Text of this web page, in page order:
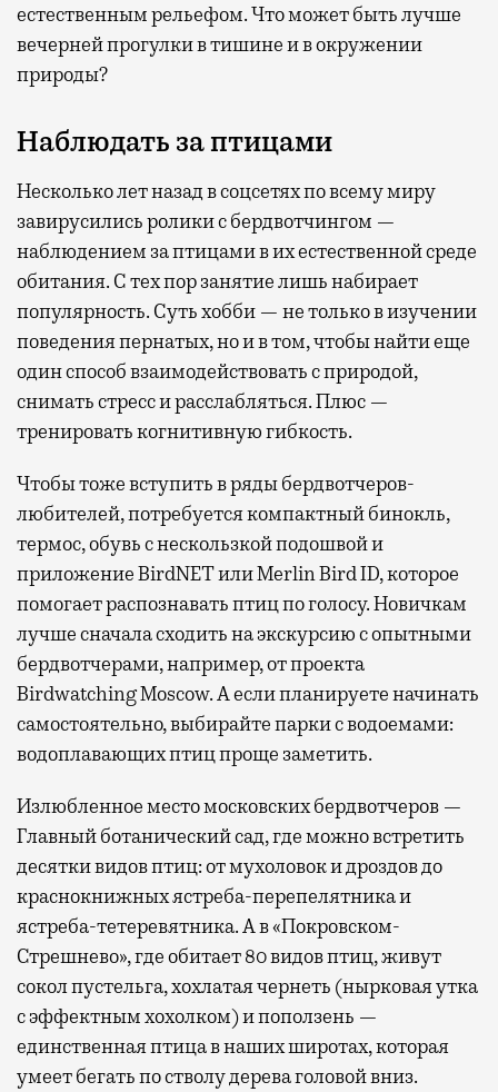
естественным рельефом. Что может быть лучше
вечерней прогулки в тишине и в окружении
природы?
Наблюдать за птицами
Несколько лет назад в соцсетях по всему миру
завирусились ролики с бердвотчингом —
наблюдением за птицами в их естественной среде
обитания. С тех пор занятие лишь набирает
популярность. Суть хобби — не только в изучении
поведения пернатых, но и в том, чтобы найти еще
один способ взаимодействовать с природой,
снимать стресс и расслабляться. Плюс —
тренировать когнитивную гибкость.
Чтобы тоже вступить в ряды бердвотчеров-
любителей, потребуется компактный бинокль,
термос, обувь с нескользкой подошвой и
приложение BirdNET или Merlin Bird ID, которое
помогает распознавать птиц по голосу. Новичкам
лучше сначала сходить на экскурсию с опытными
бердвотчерами, например, от проекта
Birdwatching Moscow. А если планируете начинать
самостоятельно, выбирайте парки с водоемами:
водоплавающих птиц проще заметить.
Излюбленное место московских бердвотчеров —
Главный ботанический сад, где можно встретить
десятки видов птиц: от мухоловок и дроздов до
краснокнижных ястреба-перепелятника и
ястреба-тетеревятника. А в «Покровском-
Стрешнево», где обитает 80 видов птиц, живут
сокол пустельга, хохлатая чернеть (нырковая утка
с эффектным хохолком) и поползень —
единственная птица в наших широтах, которая
умеет бегать по стволу дерева головой вниз.